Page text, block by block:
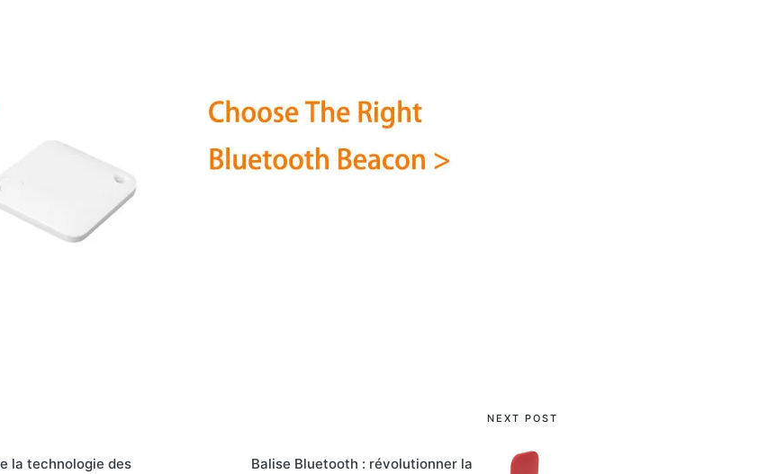
la technologie des
NEXT POST
Balise Bluetooth : révolutionner la